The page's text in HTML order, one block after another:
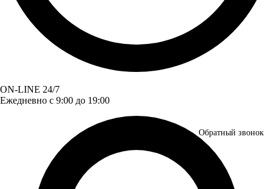
ON-LINE 24/7
Ежедневно с 9:00 до 19:00
Обратный звонок